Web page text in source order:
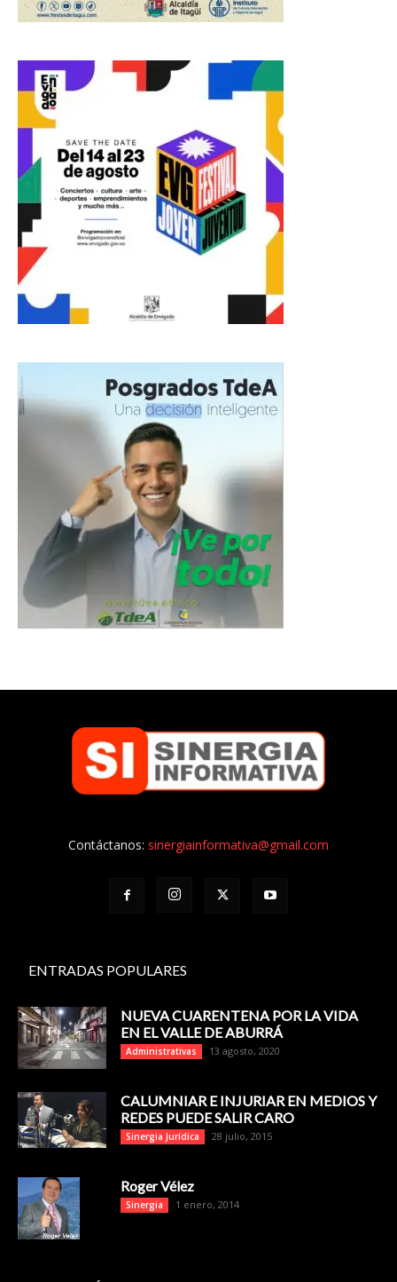
Contáctanos: sinergiainformativa@gmail.com
ENTRADAS POPULARES
NUEVA CUARENTENA POR LA VIDA
EN EL VALLE DE ABURRÁ
Administrativas 13 agosto, 2020
CALUMNIAR E INJURIAR EN MEDIOS Y
REDES PUEDE SALIR CARO
Sinergia Jurídica 28 julio, 2015
Roger Vélez
Sinergia 1 enero, 2014